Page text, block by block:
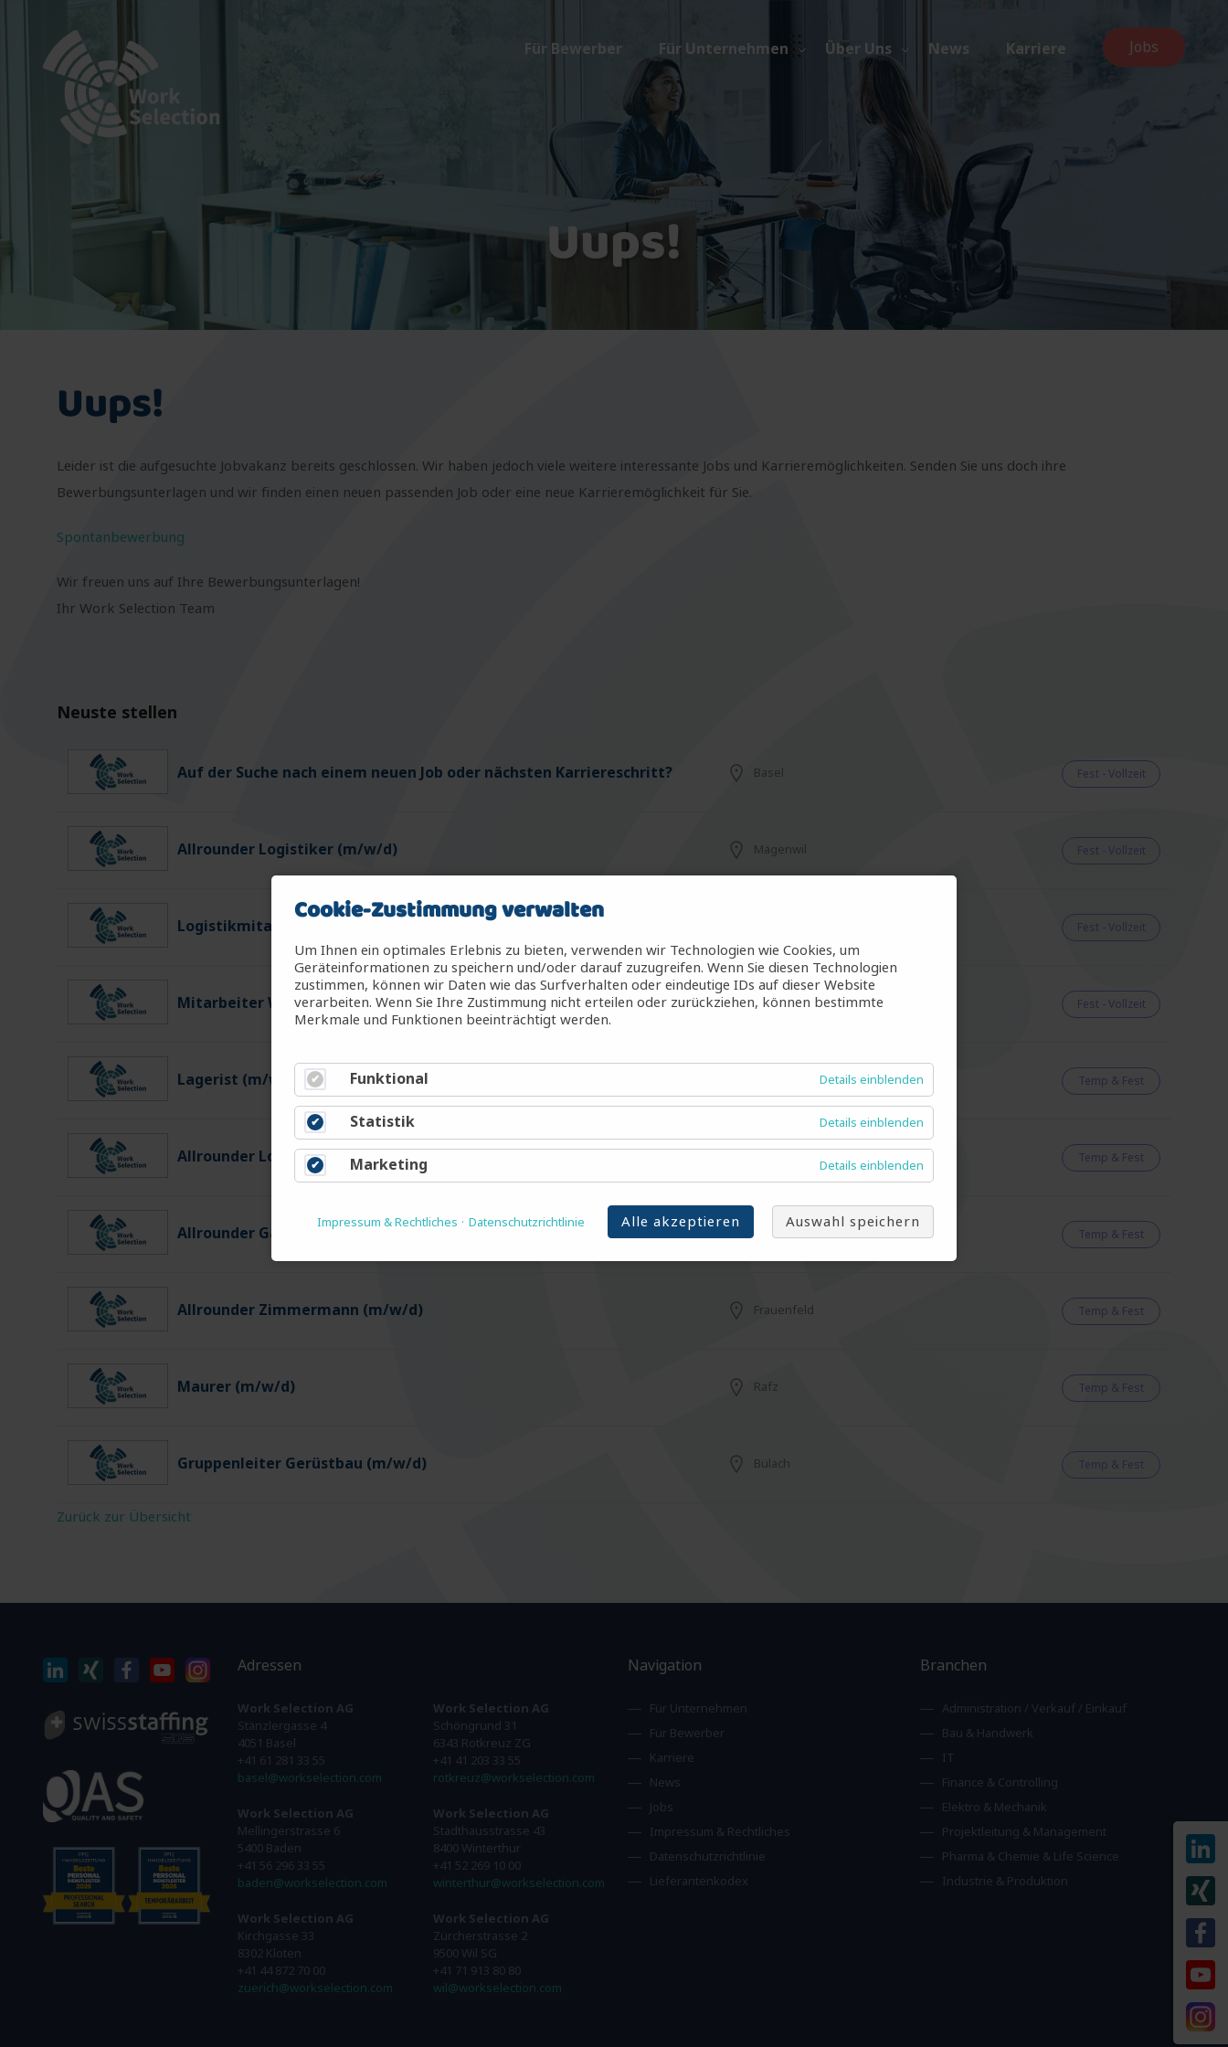
Jobs
Für Bewerber Für Unternehmen Über Uns News Karriere
Uups!
Uups!
Leider ist die aufgesuchte Jobvakanz bereits geschlossen. Wir haben jedoch viele weitere interessante Jobs und Karrieremöglichkeiten. Senden Sie uns doch ihre
Bewerbungsunterlagen und wir finden einen neuen passenden Job oder eine neue Karrieremöglichkeit für Sie.
Spontanbewerbung
Wir freuen uns auf Ihre Bewerbungsunterlagen!
Ihr Work Selection Team
Neuste stellen
Auf der Suche nach einem neuen Job oder nächsten Karriereschritt? Basel Fest - Vollzeit
Allrounder Logistiker (m/w/d) Mägenwil Fest - Vollzeit
Logistikmitarbeiter (m/w/d) Fest - Vollzeit
Mitarbeiter Warenein-/ausgang (m/w/d) Mägenwil Fest - Vollzeit
Lagerist (m/w/d) Temp & Fest
Allrounder Logistiker (m/w/d) Temp & Fest
Allrounder Gartenbau (m/w/d) Arbon Temp & Fest
Allrounder Zimmermann (m/w/d) Frauenfeld Temp & Fest
Maurer (m/w/d) Rafz Temp & Fest
Gruppenleiter Gerüstbau (m/w/d) Bülach Temp & Fest
Zurück zur Übersicht
Adressen
Work Selection AG
Stänzlergasse 4
4051 Basel
+41 61 281 33 55
basel@workselection.com
Work Selection AG
Mellingerstrasse 6
5400 Baden
+41 56 296 33 55
baden@workselection.com
Work Selection AG
Kirchgasse 33
8302 Kloten
+41 44 872 70 00
zuerich@workselection.com
Work Selection AG
Schöngrund 31
6343 Rotkreuz ZG
+41 41 203 33 55
rotkreuz@workselection.com
Work Selection AG
Stadthausstrasse 43
8400 Winterthur
+41 52 269 10 00
winterthur@workselection.com
Work Selection AG
Zürcherstrasse 2
9500 Wil SG
+41 71 913 80 80
wil@workselection.com
Navigation
Für Unternehmen
Für Bewerber
Karriere
News
Jobs
Impressum & Rechtliches
Datenschutzrichtlinie
Lieferantenkodex
Branchen
Administration / Verkauf / Einkauf
Bau & Handwerk
IT
Finance & Controlling
Elektro & Mechanik
Projektleitung & Management
Pharma & Chemie & Life Science
Industrie & Produktion
Cookie-Zustimmung verwalten
Um Ihnen ein optimales Erlebnis zu bieten, verwenden wir Technologien wie Cookies, um
Geräteinformationen zu speichern und/oder darauf zuzugreifen. Wenn Sie diesen Technologien
zustimmen, können wir Daten wie das Surfverhalten oder eindeutige IDs auf dieser Website
verarbeiten. Wenn Sie Ihre Zustimmung nicht erteilen oder zurückziehen, können bestimmte
Merkmale und Funktionen beeinträchtigt werden.
Funktional Details einblenden
Statistik Details einblenden
Marketing Details einblenden
Auswahl speichern
Alle akzeptieren
Impressum & Rechtliches Datenschutzrichtlinie